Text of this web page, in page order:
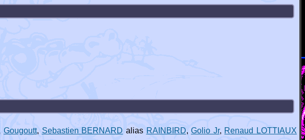
Gougoutt, Sebastien BERNARD alias RAINBIRD,Golio Jr, Renaud LOTTIAUX